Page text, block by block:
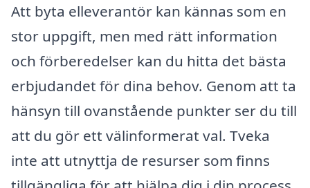
Att byta elleverantör kan kännas som en
stor uppgift, men med rätt information
och förberedelser kan du hitta det bästa
erbjudandet för dina behov. Genom att ta
hänsyn till ovanstående punkter ser du till
att du gör ett välinformerat val. Tveka
inte att utnyttja de resurser som finns